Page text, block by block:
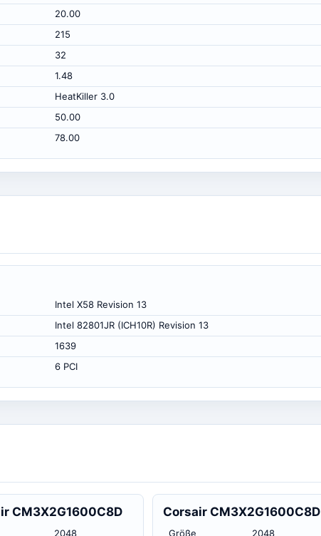
20.00
215
32
1.48
HeatKiller 3.0
50.00
78.00
Intel X58 Revision 13
Intel 82801JR (ICH10R) Revision 13
1639
6 PCI
CM3X2G1600C8D
2048
Corsair CM3X2G1600C8D
Größe
2048